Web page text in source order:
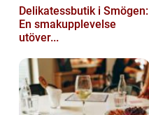
Delikatessbutik i Smögen:
En smakupplevelse
utöver...